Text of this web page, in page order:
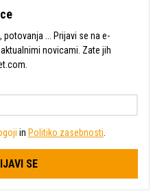
... Prijavi se na e-
novicami. Zate jih
in Politiko zasebnosti
SE